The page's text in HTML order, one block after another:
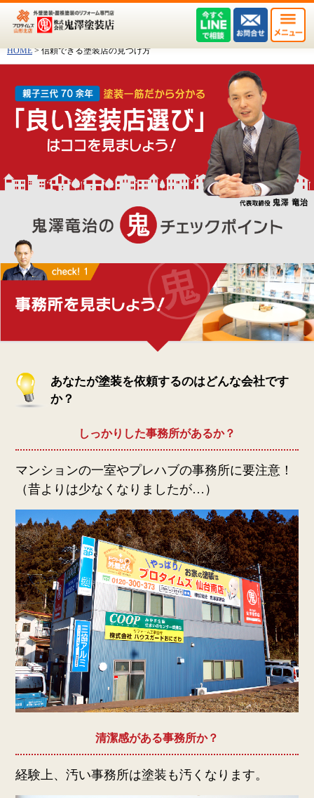
HOME > 信頼できる塗装店の見つけ方
あなたが塗装を依頼するのはどんな会社です
か？
しっかりした事務所があるか？
マンションの一室やプレハブの事務所に要注意！
（昔よりは少なくなりましたが…）
清潔感がある事務所か？
経験上、汚い事務所は塗装も汚くなります。